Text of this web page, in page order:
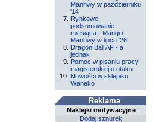
Manhwy w październiku
'14
Rynkowe
podsumowanie
miesiąca - Mangi i
Manhwy w lipcu '26
Dragon Ball AF - a
jednak
Pomoc w pisaniu pracy
magisterskiej o otaku
Nowości w sklepiku
Waneko
Reklama
Naklejki motywacyjne
Dodaj sznurek